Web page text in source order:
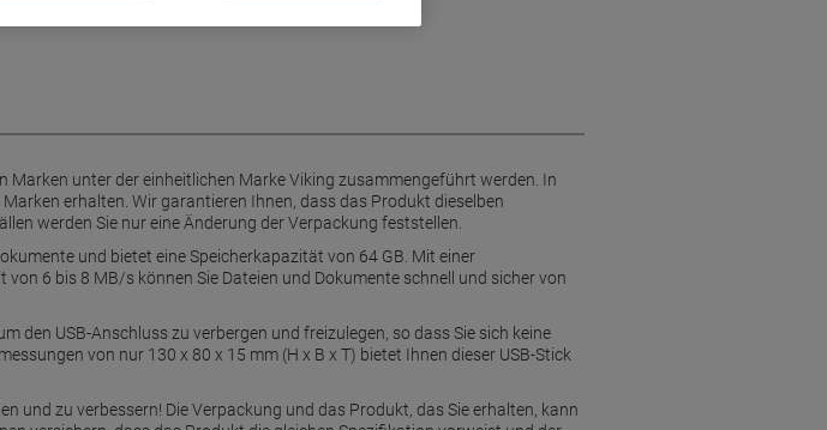
Marken unter der einheitlichen Marke Viking zusammengeführt werden. In
erhalten. Wir garantieren Ihnen, dass das Produkt dieselben
werden Sie nur eine Änderung der Verpackung feststellen.
und bietet eine Speicherkapazität von 64 GB. Mit einer
6 bis 8 MB/s können Sie Dateien und Dokumente schnell und sicher von
den USB-Anschluss zu verbergen und freizulegen, so dass Sie sich keine
von nur 130 x 80 x 15 mm (H x B x T) bietet Ihnen dieser USB-Stick
und zu verbessern! Die Verpackung und das Produkt, das Sie erhalten, kann